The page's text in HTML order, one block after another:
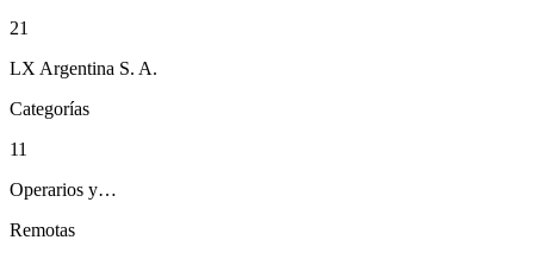
21
LX Argentina S. A.
Categorías
11
Operarios y…
Remotas